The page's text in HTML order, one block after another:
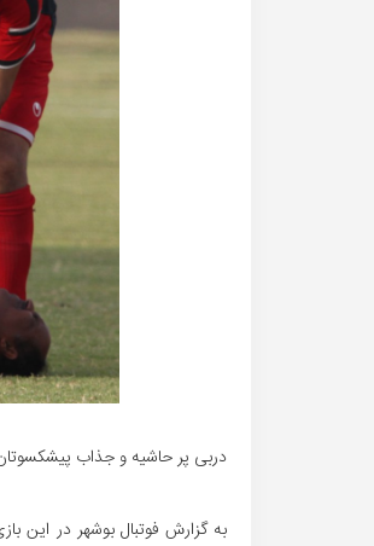
دربی پر حاشیه و جذاب
به گزارش فوتبال بوشهر در این